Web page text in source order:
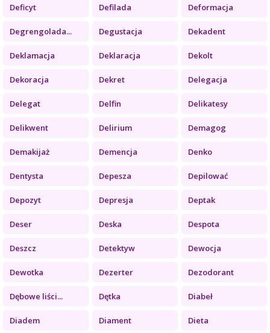
Deficyt Defilada Deformacja
Degrengolada... Degustacja Dekadent
Deklamacja Deklaracja Dekolt
Dekoracja Dekret Delegacja
Delegat Delfin Delikatesy
Delikwent Delirium Demagog
Demakijaż Demencja Denko
Dentysta Depesza Depilować
Depozyt Depresja Deptak
Deser Deska Despota
Deszcz Detektyw Dewocja
Dewotka Dezerter Dezodorant
Dębowe liści... Dętka Diabeł
Diadem Diament Dieta